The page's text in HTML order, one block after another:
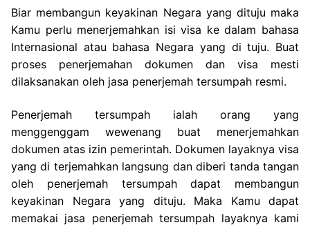
Biar membangun keyakinan Negara yang dituju maka
Kamu perlu menerjemahkan isi visa ke dalam bahasa
Internasional atau bahasa Negara yang di tuju. Buat
proses penerjemahan dokumen dan visa mesti
dilaksanakan oleh jasa penerjemah tersumpah resmi.
Penerjemah tersumpah ialah orang yang
menggenggam wewenang buat menerjemahkan
dokumen atas izin pemerintah. Dokumen layaknya visa
yang di terjemahkan langsung dan diberi tanda tangan
oleh penerjemah tersumpah dapat membangun
keyakinan Negara yang dituju. Maka Kamu dapat
memakai jasa penerjemah tersumpah layaknya kami